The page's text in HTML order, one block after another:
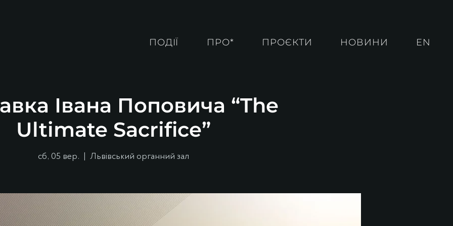
ПОДІЇ ПРО* ПРОЄКТИ НОВИНИ EN
Івана Поповича “The
Ultimate Sacrifice”
сб, 05 вер.
  |
Львівський органний зал